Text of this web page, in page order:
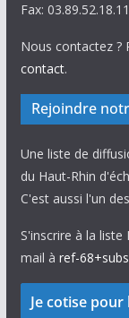
Fax: 03.89.52.18.11
Nous contactez ?
contact.
Rejoindre
Une liste de
du Haut-Rhin
C'est aussi l'un
S'inscrire à la liste
mail à ref-